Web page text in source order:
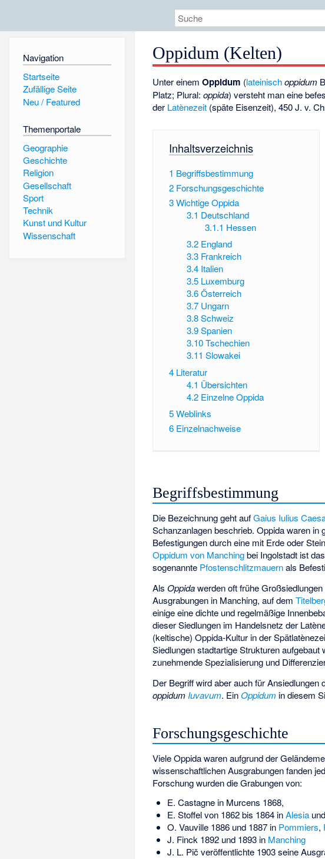
Navigation
Startseite
Zufällige Seite
Neu / Featured
Themenportale
Geographie
Geschichte
Religion
Gesellschaft
Sport
Technik
Kunst und Kultur
Wissenschaft
Oppidum (Kelten)
Unter einemOppidum (lateinisch oppidum
Platz; Plural:oppida) versteht man eine
der Latènezeit (späte Eisenzeit), 450 J. v.
Inhaltsverzeichnis
1 Begriffsbestimmung
2 Forschungsgeschichte
3Wichtige Oppida
3.1 Deutschland
3.1.1 Hessen
3.2 England
3.3 Frankreich
3.4 Italien
3.5 Luxemburg
3.6 Österreich
3.7 Ungarn
3.8 Schweiz
3.9 Spanien
3.10 Tschechien
3.11 Slowakei
4 Literatur
4.1 Übersichten
4.2 Einzelne Oppida
5Weblinks
6 Einzelnachweise
Begriffsbestimmung
Die Bezeichnung geht aufGaius Iulius
Schanzanlagen beschrieb. Oppida waren
Befestigungen durch eine mit Erde oder
Oppidum von Manchingbei Ingolstadt ist
sogenannte Pfostenschlitzmauernals
AlsOppidawerden oft frühe
Ausgrabungen in Manching, auf dem
einige eine dichte und regelmäßige
dieser Siedlungen im Handelsnetz der
(keltische) Oppida-Kultur in der
Siedlungen stadtartige Strukturen
zunehmende Spezialisierung und
Der Begriff wird aber auch für
oppidum Iuvavum. EinOppidum in diesem
Forschungsgeschichte
Viele Oppida waren aufgrund der
wissenschaftlichen Ausgrabungen fanden
Forschung wurden die Grabungen von:
E. Castagne in Murcens 1868,
E. Stoffel von 1862 bis 1864 inAlesiaund
O. Vauville 1886 und 1887 in Pommiers,
J. Finck 1892 und 1893 in Manching
J. L. Pič veröffentlichte 1903 seine